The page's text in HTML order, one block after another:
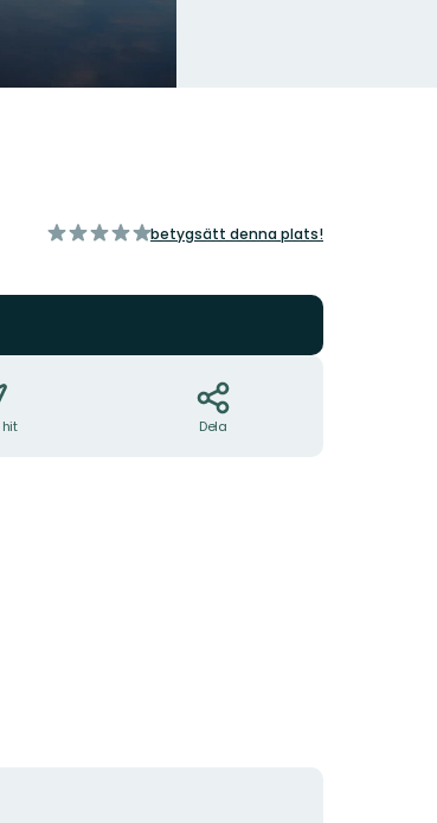
av
betygsätt denna plats!
Dela